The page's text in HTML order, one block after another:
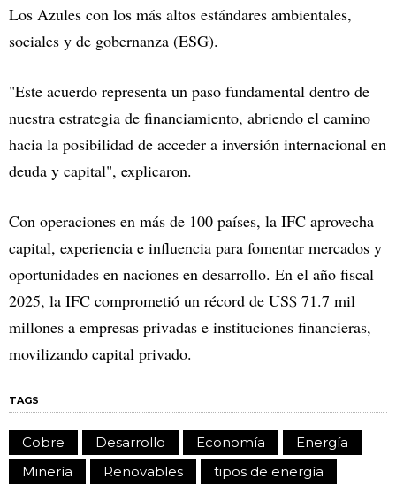
Los Azules con los más altos estándares ambientales,
sociales y de gobernanza (ESG).
"Este acuerdo representa un paso fundamental dentro de
nuestra estrategia de financiamiento, abriendo el camino
hacia la posibilidad de acceder a inversión internacional en
deuda y capital", explicaron.
Con operaciones en más de 100 países, la IFC aprovecha
capital, experiencia e influencia para fomentar mercados y
oportunidades en naciones en desarrollo. En el año fiscal
2025, la IFC comprometió un récord de US$ 71.7 mil
millones a empresas privadas e instituciones financieras,
movilizando capital privado.
TAGS
Cobre Desarrollo Economía
Energía
Minería
Renovables tipos de energía